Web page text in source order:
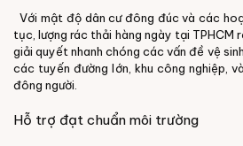
Với mật độ dân cư đông đúc và các
tục, lượng rác thải hàng ngày tại TPHCM
giải quyết nhanh chóng các vấn đề vệ
các tuyến đường lớn, khu công nghiệp,
đông người.
Hỗ trợ đạt chuẩn môi trường